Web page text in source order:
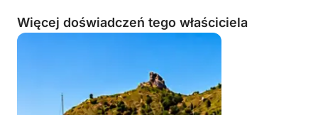
✔️ Idealne dla par, rodzin i małych grup
Doświadcz Morza Cagliari takiego, jakie powinno
tylko dla Ciebie i Twojej grupy
Więcej doświadczeń tego właściciela